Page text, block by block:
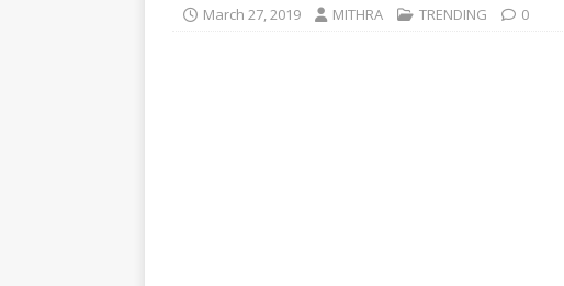
March 27, 2019 MITHRA TRENDING 0